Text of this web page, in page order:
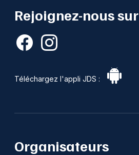
Rejoignez-nous sur
Téléchargez l'appli JDS :
Organisateurs